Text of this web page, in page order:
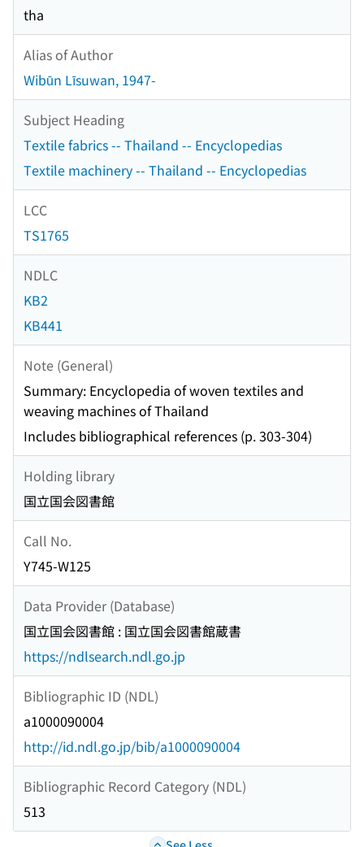
tha
Alias of Author
Wibūn Līsuwan, 1947-
Subject Heading
Textile fabrics -- Thailand -- Encyclopedias
Textile machinery -- Thailand -- Encyclopedias
LCC
TS1765
NDLC
KB2
KB441
Note (General)
Summary: Encyclopedia of woven textiles and
weaving machines of Thailand
Includes bibliographical references (p. 303-304)
Holding library
国立国会図書館
Call No.
Y745-W125
Data Provider (Database)
国立国会図書館 : 国立国会図書館蔵書
https://ndlsearch.ndl.go.jp
Bibliographic ID (NDL)
a1000090004
http://id.ndl.go.jp/bib/a1000090004
Bibliographic Record Category (NDL)
513